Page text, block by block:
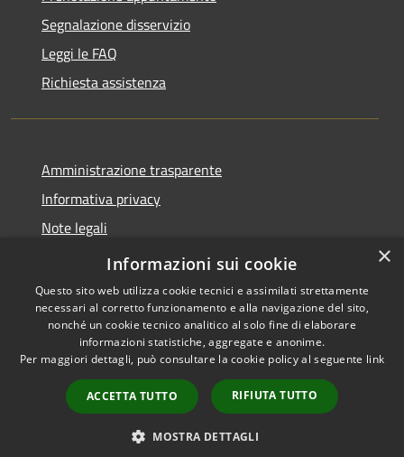
Segnalazione disservizio
Leggi le FAQ
Richiesta assistenza
Amministrazione trasparente
Informativa privacy
Note legali
Dichiarazione di accessibilità
Accessibilità
Copyright © 2026 • Comune di
Cervia • Powered by
Municipium•
Accesso
redazione
×
Informazioni sui cookie
Questo sito web utilizza cookie tecnici e assimilati strettamente
necessari al corretto funzionamento e alla navigazione del sito,
nonché un cookie tecnico analitico al solo fine di elaborare
informazioni statistiche, aggregate e anonime.
Per maggiori dettagli, può consultare la cookie policy al seguente link
ACCETTA TUTTO RIFIUTA TUTTO
MOSTRA DETTAGLI